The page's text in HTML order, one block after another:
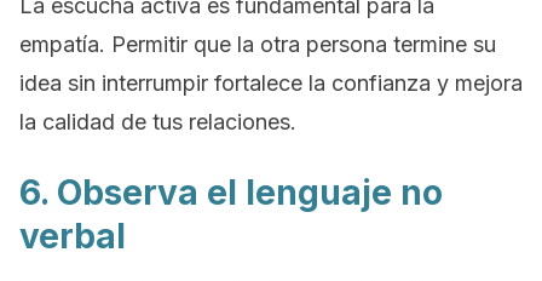
La escucha activa es fundamental para la
empatía. Permitir que la otra persona termine su
idea sin interrumpir fortalece la confianza y mejora
la calidad de tus relaciones.
6. Observa el lenguaje no
verbal